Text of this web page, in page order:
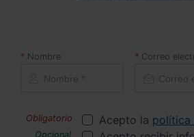
Nombre Correo
Acepto la política